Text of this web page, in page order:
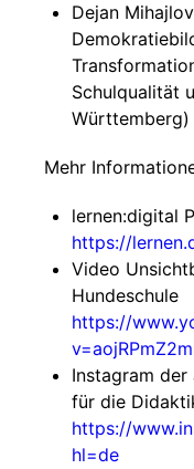
Dejan
Schulqualität
Württemberg)
Mehr
lernen:digital
https://
Video
Hundeschule
https://
Instagram
für die
https://
hl=de